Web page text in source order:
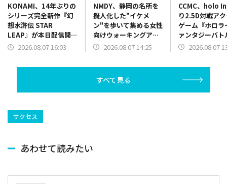
KONAMI、14年ぶりの
シリーズ完全新作『幻
想水滸伝 STAR
LEAP』が本日配信開
始…近日実装予定の初
2026.08.07 16:03
NMDY、静岡の名所を
擬人化した"イケメ
ン"を歩いて集める女性
向けウォーキングアプ
リ「しずおかイケメン
2026.08.07 14:25
CCMC、holo
り2.5D対戦ア
ゲーム『ホロラ
ァンタジーバト
Steamと
2026.08.07
すべて見る
サクセス
あわせて読みたい